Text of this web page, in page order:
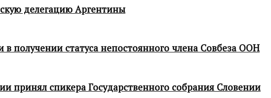
делегацию Аргентины
получении статуса непостоянного члена Совбеза ООН
принял спикера Государственного собрания Словении